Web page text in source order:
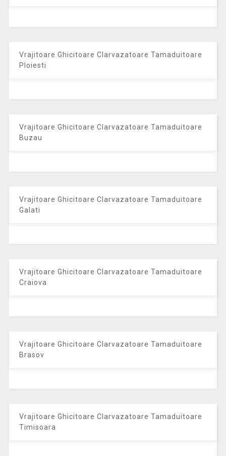
Vrajitoare Ghicitoare Clarvazatoare Tamaduitoare
Ploiesti
Vrajitoare Ghicitoare Clarvazatoare Tamaduitoare
Buzau
Vrajitoare Ghicitoare Clarvazatoare Tamaduitoare
Galati
Vrajitoare Ghicitoare Clarvazatoare Tamaduitoare
Craiova
Vrajitoare Ghicitoare Clarvazatoare Tamaduitoare
Brasov
Vrajitoare Ghicitoare Clarvazatoare Tamaduitoare
Timisoara